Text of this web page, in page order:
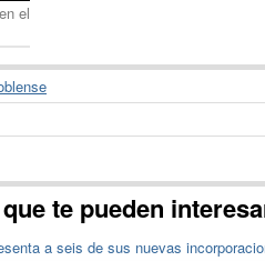
el
te pueden
a seis de sus nuevas